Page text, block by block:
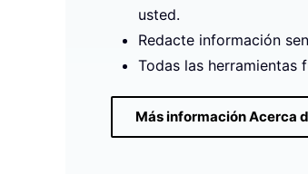
usted.
Redacte información
Todas las herramientas
Más información Acerca